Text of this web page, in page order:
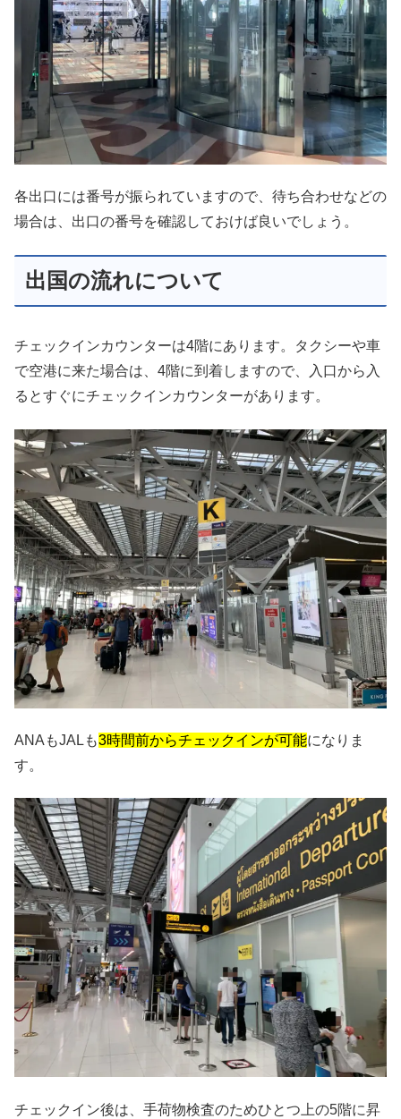
各出口には番号が振られていますので、待ち合わせなどの
場合は、出口の番号を確認しておけば良いでしょう。
出国の流れについて
チェックインカウンターは4階にあります。タクシーや車
で空港に来た場合は、4階に到着しますので、入口から入
るとすぐにチェックインカウンターがあります。
ANAもJALも3時間前からチェックインが可能になりま
す。
チェックイン後は、手荷物検査のためひとつ上の5階に昇